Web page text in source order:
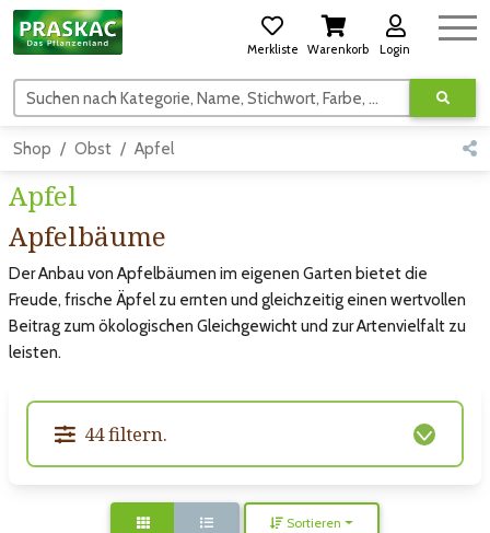
Merkliste Warenkorb Login
Suchen nach Kategorie, Name, Stichwort, Farbe, usw.
Shop Obst Apfel
Apfel
Apfelbäume
Der Anbau von Apfelbäumen im eigenen Garten bietet die
Freude, frische Äpfel zu ernten und gleichzeitig einen wertvollen
Beitrag zum ökologischen Gleichgewicht und zur Artenvielfalt zu
leisten.
44 filtern.
Sortieren